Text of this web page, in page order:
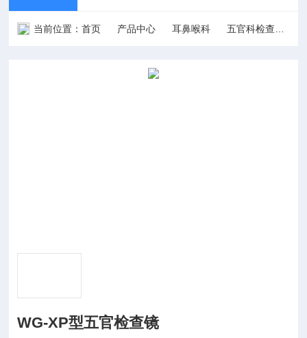
当前位置：首页 产品中心 耳鼻喉科 五官科检查器
WG-XP型五官检查镜